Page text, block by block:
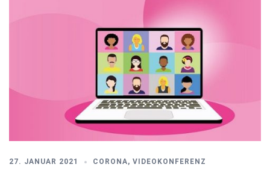
27. JANUAR 2021 CORONA, VIDEOKONFERENZ